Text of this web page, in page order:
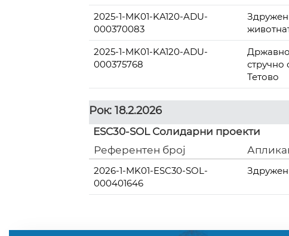
2025-1-MK01-KA120-ADU-
000370083
2025-1-MK01-KA120-ADU-
000375768
Тетово
Рок: 18.2.2026
ESC30-SOL Солидарни проекти
Референтен број
2026-1-MK01-ESC30-SOL-
000401646